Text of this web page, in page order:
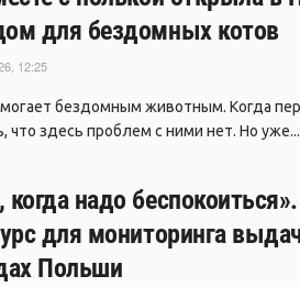
для бездомных котов
12:25
бездомным животным. Когда
что здесь проблем с ними нет. Но уже...
надо
для мониторинга
Польши